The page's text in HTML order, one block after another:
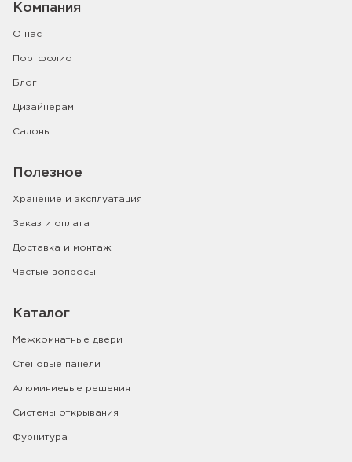
Компания
О нас
Портфолио
Блог
Дизайнерам
Салоны
Полезное
Хранение и эксплуатация
Заказ и оплата
Доставка и монтаж
Частые вопросы
Каталог
Межкомнатные двери
Стеновые панели
Алюминиевые решения
Системы открывания
Фурнитура